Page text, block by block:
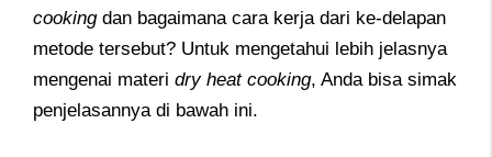
cookingdan bagaimana cara kerja dari ke-delapan
metode tersebut? Untuk mengetahui lebih jelasnya
mengenai materi dry heat cooking, Anda bisa simak
penjelasannya di bawah ini.